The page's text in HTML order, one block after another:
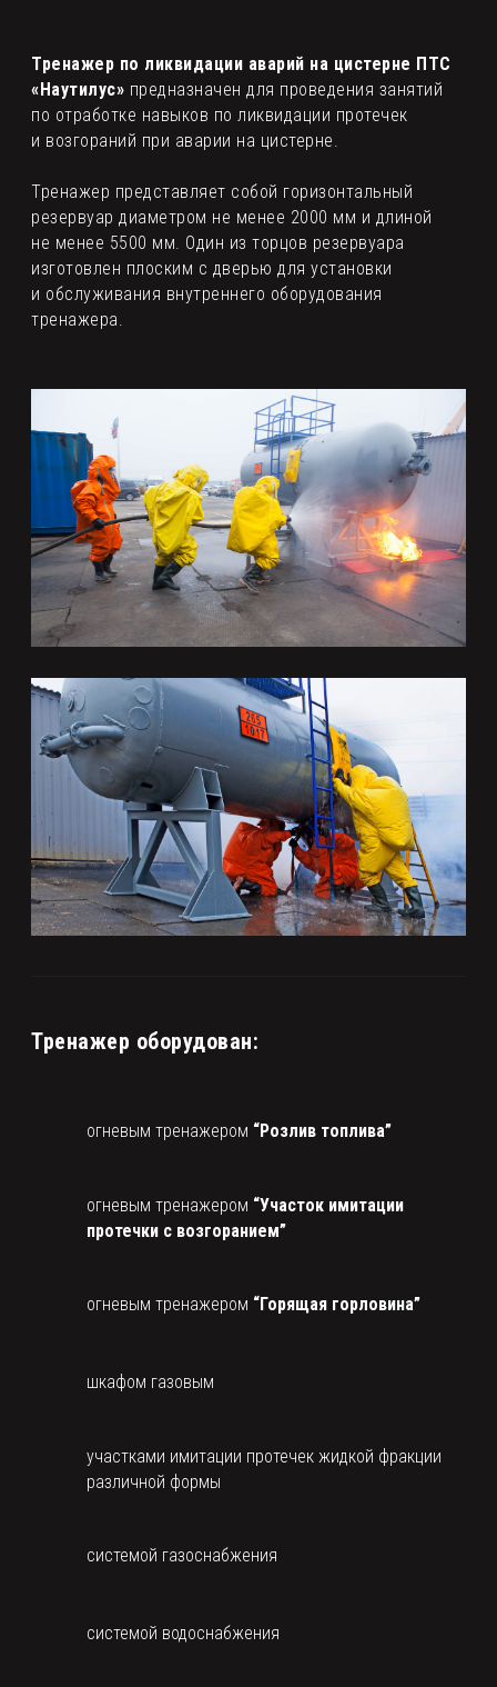
+7 (495) 526 66 70
zakaz@pto-pts.ru
Тренажер по ликвидации аварий на цистерне ПТС
«Наутилус» предназначен для проведения занятий
по отработке навыков по ликвидации протечек
и возгораний при аварии на цистерне.
Тренажер представляет собой горизонтальный
резервуар диаметром не менее 2000 мм и длиной
не менее 5500 мм. Один из торцов резервуара
изготовлен плоским с дверью для установки
и обслуживания внутреннего оборудования
тренажера.
Тренажер оборудован:
огневым тренажером “Розлив топлива”
огневым тренажером “Участок имитации
протечки с возгоранием”
огневым тренажером “Горящая горловина”
шкафом газовым
участками имитации протечек жидкой фракции
различной формы
системой газоснабжения
системой водоснабжения